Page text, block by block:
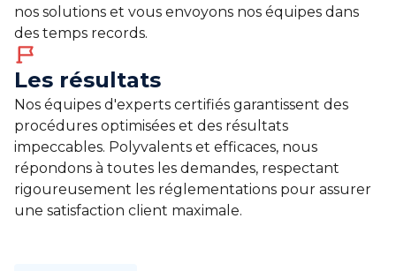
nos solutions et vous envoyons nos équipes dans
des temps records.
Les résultats
Nos équipes d'experts certifiés garantissent des
procédures optimisées et des résultats
impeccables. Polyvalents et efficaces, nous
répondons à toutes les demandes, respectant
rigoureusement les réglementations pour assurer
une satisfaction client maximale.